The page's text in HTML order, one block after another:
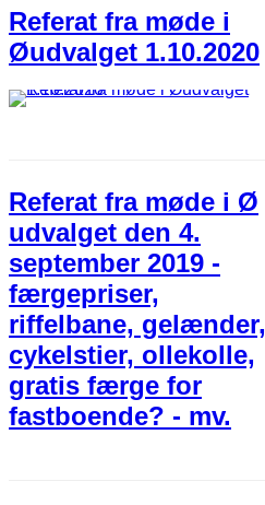
Referat fra møde i
Øudvalget 1.10.2020
Referat fra møde i Ø
udvalget den 4.
september 2019 -
færgepriser,
riffelbane, gelænder,
cykelstier, ollekolle,
gratis færge for
fastboende? - mv.